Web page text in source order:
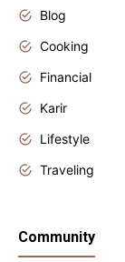
Blog
Cooking
Financial
Karir
Lifestyle
Traveling
Community